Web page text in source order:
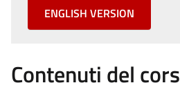
ENGLISH VERSION
Contenuti del